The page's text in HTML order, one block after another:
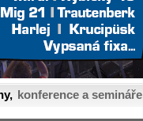
konference a semináře